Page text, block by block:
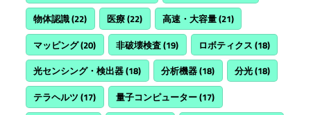
物体認識(22) 医療(22) 高速・大容量(21)
マッピング(20) 非破壊検査(19) ロボティクス (18)
光センシング・検出器(18) 分析機器(18) 分光(18)
テラヘルツ (17) 量子コンピューター(17)